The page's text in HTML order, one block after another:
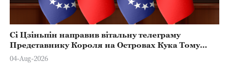
Сі Цзіньпін направив вітальну телеграму
Представнику Короля на Островах Кука Тому
Марстерсу з нагоди Дня Конституції
04-Aug-2026